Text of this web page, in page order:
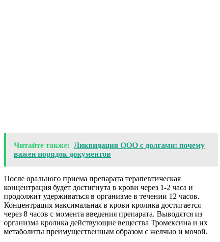
Читайте также: Ликвидация ООО с долгами: почему
важен порядок документов
После орального приема препарата терапевтическая
концентрация будет достигнута в крови через 1-2 часа и
продолжит удерживаться в организме в течении 12 часов.
Концентрация максимальная в крови кролика достигается
через 8 часов с момента введения препарата. Выводятся из
организма кролика действующие вещества Тромексина и их
метаболиты преимущественным образом с желчью и мочой.